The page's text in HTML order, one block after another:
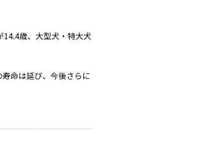
14.4歳、大型犬・特大犬
命は延び、今後さらに